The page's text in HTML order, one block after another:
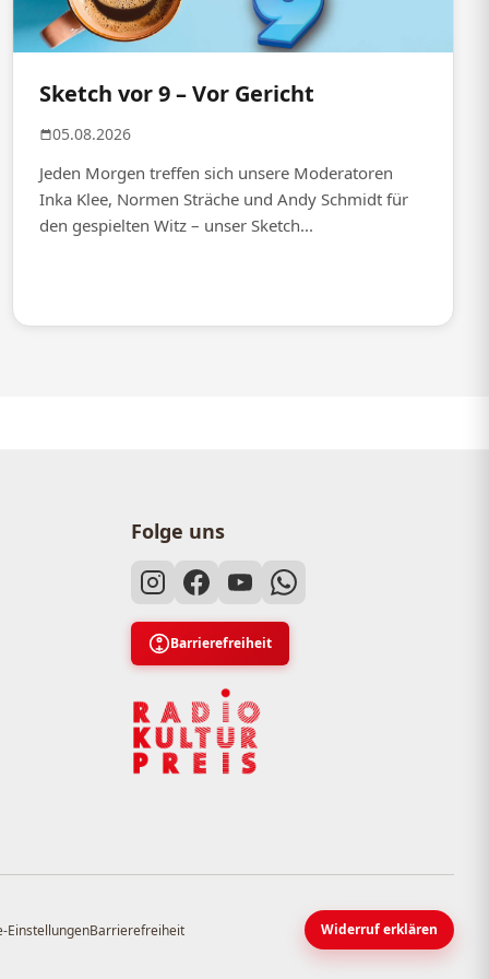
Sketch vor 9 – Vor Gericht
05.08.2026
Jeden Morgen treffen sich unsere Moderatoren
Inka Klee, Normen Sträche und Andy Schmidt für
den gespielten Witz – unser Sketch...
Folge uns
Barrierefreiheit
EinstellungenBarrierefreiheit Widerruf erklären